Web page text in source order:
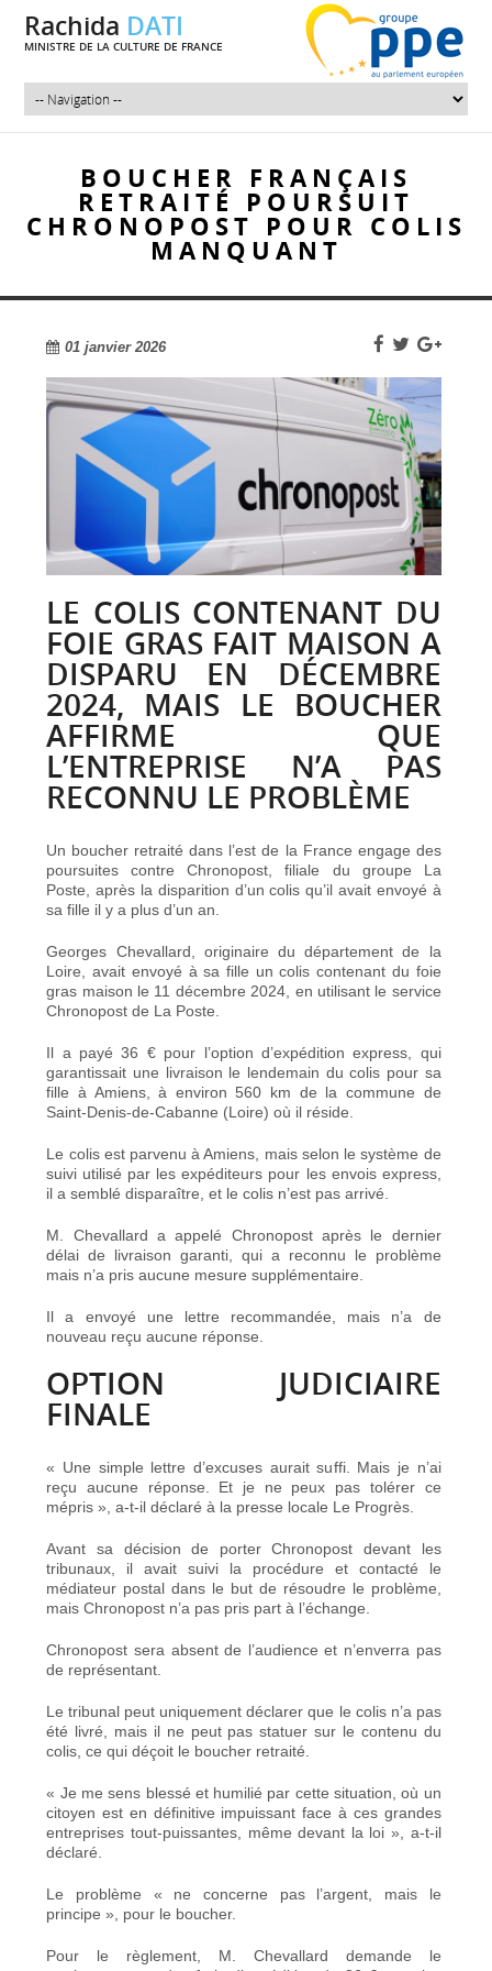
Rachida DATI
MINISTRE DE LA CULTURE DE FRANCE
BOUCHER FRANÇAIS
RETRAITÉ POURSUIT
CHRONOPOST POUR COLIS
MANQUANT
01 janvier 2026
LE COLIS CONTENANT DU
FOIE GRAS FAIT MAISON A
DISPARU EN DÉCEMBRE
2024, MAIS LE BOUCHER
AFFIRME QUE
L’ENTREPRISE N’A PAS
RECONNU LE PROBLÈME
Un boucher retraité dans l’est de la France engage des
poursuites contre Chronopost, filiale du groupe La
Poste, après la disparition d’un colis qu’il avait envoyé à
sa fille il y a plus d’un an.
Georges Chevallard, originaire du département de la
Loire, avait envoyé à sa fille un colis contenant du foie
gras maison le 11 décembre 2024, en utilisant le service
Chronopost de La Poste.
Il a payé 36 € pour l’option d’expédition express, qui
garantissait une livraison le lendemain du colis pour sa
fille à Amiens, à environ 560 km de la commune de
Saint-Denis-de-Cabanne (Loire) où il réside.
Le colis est parvenu à Amiens, mais selon le système de
suivi utilisé par les expéditeurs pour les envois express,
il a semblé disparaître, et le colis n’est pas arrivé.
M. Chevallard a appelé Chronopost après le dernier
délai de livraison garanti, qui a reconnu le problème
mais n’a pris aucune mesure supplémentaire.
Il a envoyé une lettre recommandée, mais n’a de
nouveau reçu aucune réponse.
OPTION JUDICIAIRE
FINALE
« Une simple lettre d’excuses aurait suffi. Mais je n’ai
reçu aucune réponse. Et je ne peux pas tolérer ce
mépris », a-t-il déclaré à la presse locale Le Progrès.
Avant sa décision de porter Chronopost devant les
tribunaux, il avait suivi la procédure et contacté le
médiateur postal dans le but de résoudre le problème,
mais Chronopost n’a pas pris part à l’échange.
Chronopost sera absent de l’audience et n’enverra pas
de représentant.
Le tribunal peut uniquement déclarer que le colis n’a pas
été livré, mais il ne peut pas statuer sur le contenu du
colis, ce qui déçoit le boucher retraité.
« Je me sens blessé et humilié par cette situation, où un
citoyen est en définitive impuissant face à ces grandes
entreprises tout-puissantes, même devant la loi », a-t-il
déclaré.
Le problème « ne concerne pas l’argent, mais le
principe », pour le boucher.
Pour le règlement, M. Chevallard demande le